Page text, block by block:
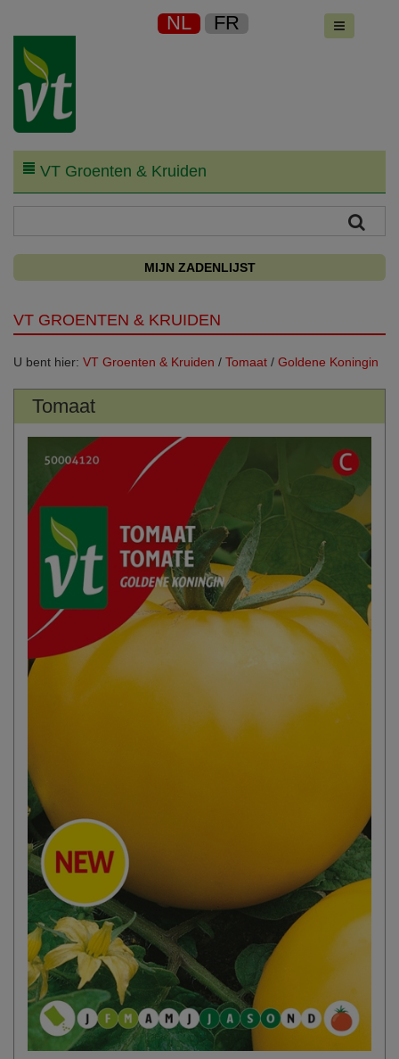
NL FR
VT Groenten & Kruiden
MIJN ZADENLIJST
VT GROENTEN & KRUIDEN
U bent hier: VT Groenten & Kruiden / Tomaat / Goldene Koningin
Tomaat